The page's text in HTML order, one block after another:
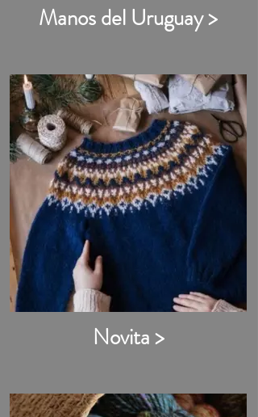
Manos del Uruguay >
Novita >